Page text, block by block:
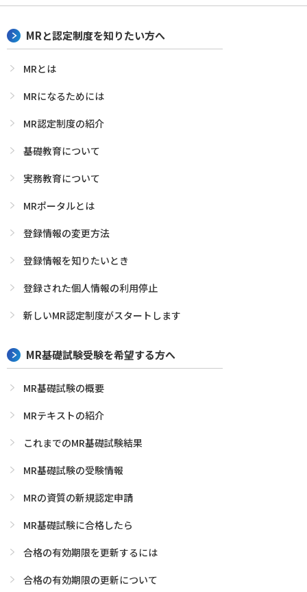
MRと認定制度を知りたい方へ
MRとは
MRになるためには
MR認定制度の紹介
基礎教育について
実務教育について
MRポータルとは
登録情報の変更方法
登録情報を知りたいとき
登録された個人情報の利用停止
新しいMR認定制度がスタートします
MR基礎試験受験を希望する方へ
MR基礎試験の概要
MRテキストの紹介
これまでのMR基礎試験結果
MR基礎試験の受験情報
MRの資質の新規認定申請
MR基礎試験に合格したら
合格の有効期限を更新するには
合格の有効期限の更新について